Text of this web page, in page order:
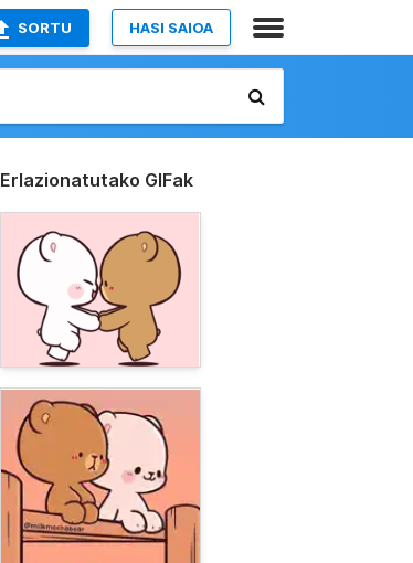
SORTU HASI SAIOA
Erlazionatutako GIFak